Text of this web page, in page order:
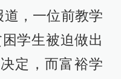
，一位前教学
学生被迫做出
定，而富裕学